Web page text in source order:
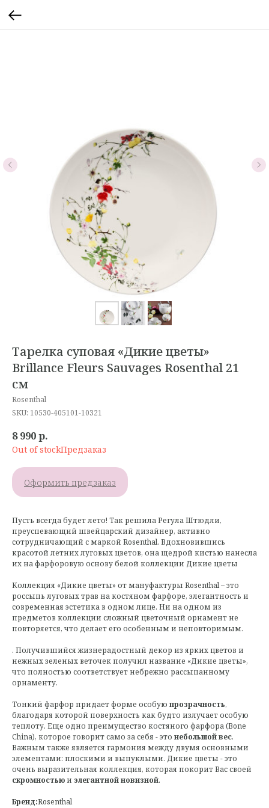
Тарелка суповая «Дикие цветы»
Brillance Fleurs Sauvages Rosenthal 21
см
Rosenthal
SKU: 10530-405101-10321
8 990р.
Out of stock
Оформить предзаказ
Пусть всегда будет лето! Так решила Регула Штюдли,
преуспевающий швейцарский дизайнер, активно
сотрудничающий с маркой Rosenthal. Вдохновившись
красотой летних луговых цветов, она щедрой кистью нанесла
их на фарфоровую основу белой коллекции Дикие цветы
Коллекция «Дикие цветы» от мануфактуры Rosenthal – это
россыпь луговых трав на костяном фарфоре, элегантность и
современная эстетика в одном лице. Ни на одном из
предметов коллекции сложный цветочный орнамент не
повторяется, что делает его особенным и неповторимым.
. Получившийся жизнерадостный декор из ярких цветов и
нежных зеленых веточек получил название «Дикие цветы»,
что полностью соответствует небрежно рассыпанному
орнаменту.
Тонкий фарфор придает форме особую прозрачность,
благодаря которой поверхность как будто излучает особую
теплоту. Еще одно преимущество костяного фарфора (Bone
China), которое говорит само за себя - это небольшой вес.
Важным также является гармония между двумя основными
элементами: плоскими и выпуклыми. Дикие цветы - это
очень выразительная коллекция, которая покорит Вас своей
скромностью и элегантной новизной.
Бренд:Rosenthal